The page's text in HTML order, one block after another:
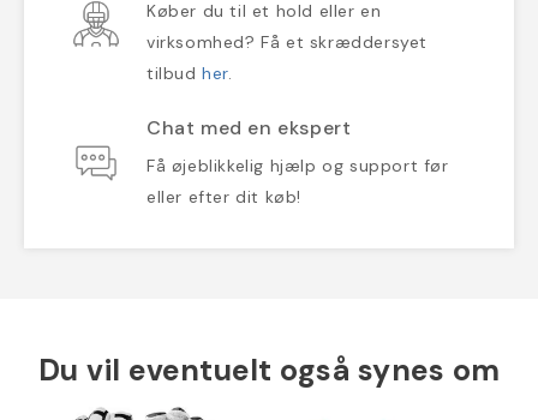
Køber du til et hold eller en
virksomhed? Få et skræddersyet
tilbudher.
Chat med en ekspert
Få øjeblikkelig hjælp og support før
eller efter dit køb!
Du vil eventuelt også synes om